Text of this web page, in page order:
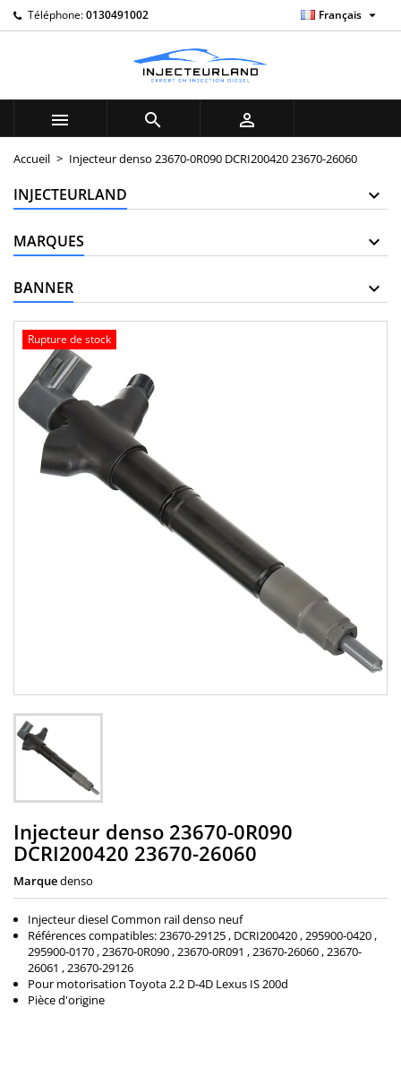
Téléphone:0130491002 Français 
  
Accueil Injecteur denso 23670-0R090 DCRI200420 23670-26060
INJECTEURLAND
MARQUES
BANNER
Rupture de stock
Injecteur denso 23670-0R090
DCRI200420 23670-26060
Marquedenso
Injecteur diesel Common rail denso neuf
Références compatibles: 23670-29125 , DCRI200420 , 295900-0420 ,
295900-0170 , 23670-0R090 , 23670-0R091 , 23670-26060 , 23670-
26061 , 23670-29126
Pour motorisation Toyota 2.2 D-4D Lexus IS 200d
Pièce d'origine
My wishlists ×
add_circle_outline
((title)) ×
Connexion ×
Vous devez être connecté pour ajouter des produits à
votre liste d'envies.
((cancelText)) ((loginText))